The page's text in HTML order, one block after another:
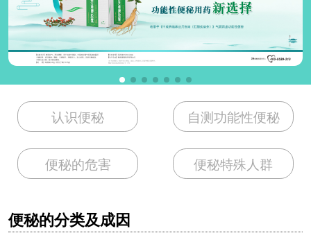
认识便秘 自测功能性便秘
便秘的危害 便秘特殊人群
便秘的分类及成因